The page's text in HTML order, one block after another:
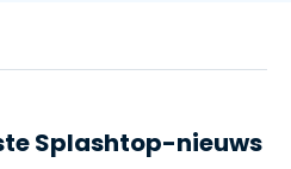
Splashtop-nieuws